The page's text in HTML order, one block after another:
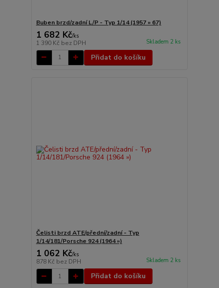
Buben brzd/zadní L/P - Typ 1/14 (1957 » 67)
1 682 Kč/ks
1 390 Kč bez DPH Skladem 2 ks
Přidat do košíku
Čelisti brzd ATE/přední/zadní - Typ
1/14/181/Porsche 924 (1964 »)
1 062 Kč/ks
878 Kč bez DPH Skladem 2 ks
Přidat do košíku